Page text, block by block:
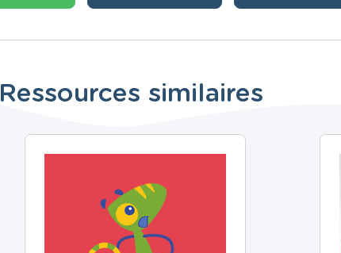
Ressources similaires